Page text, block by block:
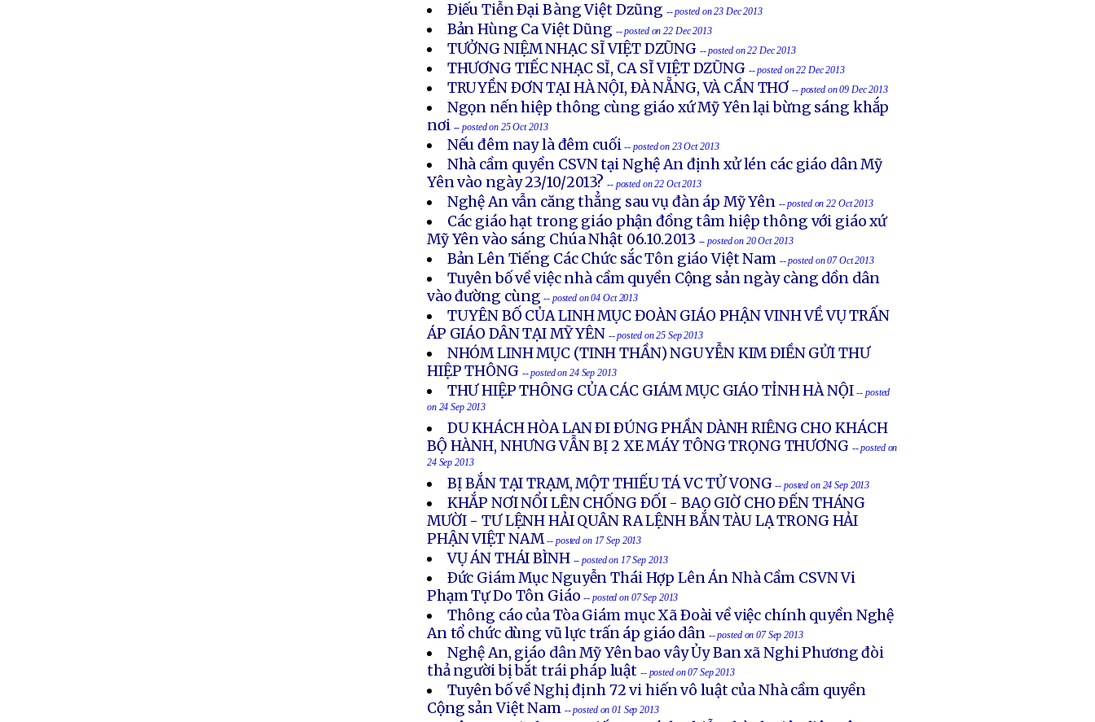
Ðiếu Tiễn Ðại Bàng Việt Dzũng -- posted on 23 Dec 2013
Bản Hùng Ca Việt Dũng -- posted on 22 Dec 2013
TƯỞNG NIỆM NHẠC SĨ VIỆT DZŨNG -- posted on 22 Dec 2013
THƯƠNG TIẾC NHẠC SĨ, CA SĨ VIỆT DZŨNG -- posted on 22 Dec 2013
TRUYỀN ÐƠN TẠI HÀ NỘI, ÐÀ NẴNG, VÀ CẦN THƠ -- posted on 09 Dec 2013
Ngọn nến hiệp thông cùng giáo xứ Mỹ Yên lại bừng sáng khắp
nơi -- posted on 25 Oct 2013
Nếu đêm nay là đêm cuối -- posted on 23 Oct 2013
Nhà cầm quyền CSVN tại Nghệ An định xử lén các giáo dân Mỹ
Yên vào ngày 23/10/2013?-- posted on 22 Oct 2013
Nghệ An vẫn căng thẳng sau vụ đàn áp Mỹ Yên -- posted on 22 Oct 2013
Các giáo hạt trong giáo phận đồng tâm hiệp thông với giáo xứ
Mỹ Yên vào sáng Chúa Nhật 06.10.2013 -- posted on 20 Oct 2013
Bản Lên Tiếng Các Chức sắc Tôn giáo Việt Nam -- posted on 07 Oct 2013
Tuyên bố về việc nhà cầm quyền Cộng sản ngày càng dồn dân
vào đường cùng -- posted on 04 Oct 2013
TUYÊN BỐ CỦA LINH MỤC ĐOÀN GIÁO PHẬN VINH VỀ VỤ TRẤN
ÁP GIÁO DÂN TẠI MỸ YÊN -- posted on 25 Sep 2013
NHÓM LINH MỤC (TINH THẦN) NGUYỄN KIM ĐIỀN GỬI THƯ
HIỆP THÔNG -- posted on 24 Sep 2013
THƯ HIỆP THÔNG CỦA CÁC GIÁM MỤC GIÁO TỈNH HÀ NỘI -- posted
on 24 Sep 2013
DU KHÁCH HÒA LAN ÐI ÐÚNG PHẦN DÀNH RIÊNG CHO KHÁCH
BỘ HÀNH, NHƯNG VẪN BỊ 2 XE MÁY TÔNG TRỌNG THƯƠNG -- posted on
24 Sep 2013
BỊ BẮN TẠI TRẠM, MỘT THIẾU TÁ VC TỬ VONG -- posted on 24 Sep 2013
KHẮP NƠI NỔI LÊN CHỐNG ÐỐI - BAO GIỜ CHO ÐẾN THÁNG
MƯỜI - TƯ LỆNH HẢI QUÂN RA LỆNH BẮN TÀU LẠ TRONG HẢI
PHẬN VIỆT NAM-- posted on 17 Sep 2013
VỤ ÁN THÁI BÌNH -- posted on 17 Sep 2013
Ðức Giám Mục Nguyễn Thái Hợp Lên Án Nhà Cầm CSVN Vi
Phạm Tự Do Tôn Giáo -- posted on 07 Sep 2013
Thông cáo của Tòa Giám mục Xã Ðoài về việc chính quyền Nghệ
An tổ chức dùng vũ lực trấn áp giáo dân -- posted on 07 Sep 2013
Nghệ An, giáo dân Mỹ Yên bao vây Ủy Ban xã Nghi Phương đòi
thả người bị bắt trái pháp luật -- posted on 07 Sep 2013
Tuyên bố về Nghị định 72 vi hiến vô luật của Nhà cầm quyền
Cộng sản Việt Nam -- posted on 01 Sep 2013